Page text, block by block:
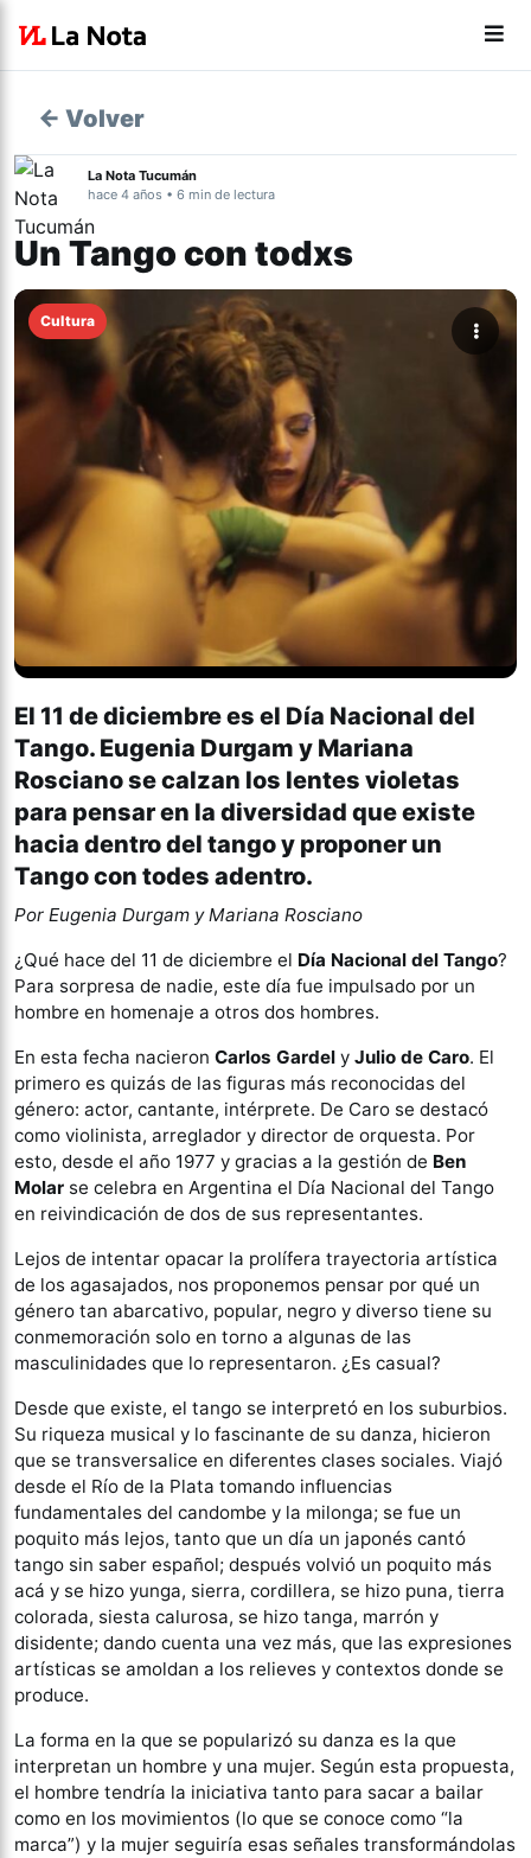
← Volver
La Nota Tucumán
hace 4 años • 6 min de lectura
Un Tango con todxs
Cultura
El 11 de diciembre es el Día Nacional del
Tango. Eugenia Durgam y Mariana
Rosciano se calzan los lentes violetas
para pensar en la diversidad que existe
hacia dentro del tango y proponer un
Tango con todes adentro.
Por Eugenia Durgam y Mariana Rosciano
¿Qué hace del 11 de diciembre el Día Nacional del Tango?
Para sorpresa de nadie, este día fue impulsado por un
hombre en homenaje a otros dos hombres.
En esta fecha nacieron Carlos Gardel y Julio de Caro. El
primero es quizás de las figuras más reconocidas del
género: actor, cantante, intérprete. De Caro se destacó
como violinista, arreglador y director de orquesta. Por
esto, desde el año 1977 y gracias a la gestión de Ben
Molar se celebra en Argentina el Día Nacional del Tango
en reivindicación de dos de sus representantes.
Lejos de intentar opacar la prolífera trayectoria artística
de los agasajados, nos proponemos pensar por qué un
género tan abarcativo, popular, negro y diverso tiene su
conmemoración solo en torno a algunas de las
masculinidades que lo representaron. ¿Es casual?
Desde que existe, el tango se interpretó en los suburbios.
Su riqueza musical y lo fascinante de su danza, hicieron
que se transversalice en diferentes clases sociales. Viajó
desde el Río de la Plata tomando influencias
fundamentales del candombe y la milonga; se fue un
poquito más lejos, tanto que un día un japonés cantó
tango sin saber español; después volvió un poquito más
acá y se hizo yunga, sierra, cordillera, se hizo puna, tierra
colorada, siesta calurosa, se hizo tanga, marrón y
disidente; dando cuenta una vez más, que las expresiones
artísticas se amoldan a los relieves y contextos donde se
produce.
La forma en la que se popularizó su danza es la que
interpretan un hombre y una mujer. Según esta propuesta,
el hombre tendría la iniciativa tanto para sacar a bailar
como en los movimientos (lo que se conoce como “la
marca”) y la mujer seguiría esas señales transformándolas